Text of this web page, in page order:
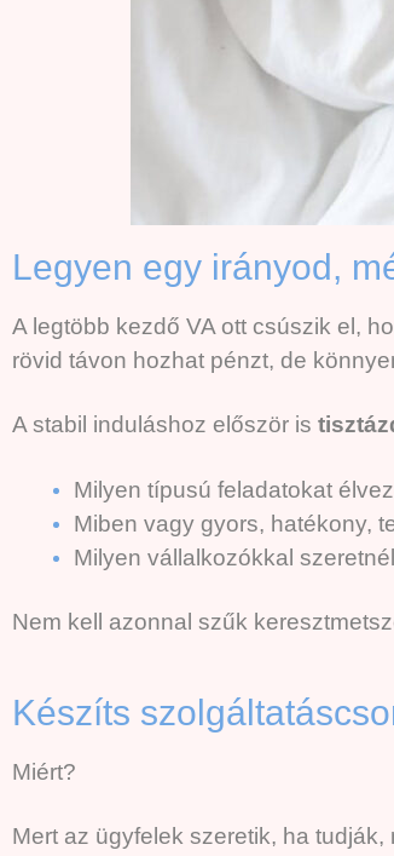
Legyen egy irányod,
A legtöbb kezdő VA ott csúszik el,
rövid távon hozhat pénzt, de
A stabil induláshoz először is
Milyen típusú feladatokat
Miben vagy gyors, hatékony,
Milyen vállalkozókkal
Nem kell azonnal szűk
Készíts
Miért?
Mert az ügyfelek szeretik, ha